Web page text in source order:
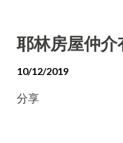
耶林房屋仲介
10/12/2019
分享